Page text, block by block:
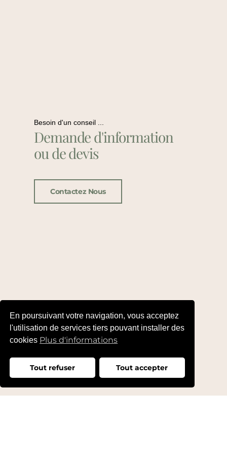
Besoin d'un conseil ...
Demande d'information
ou de devis
Contactez Nous
En poursuivant votre navigation, vous acceptez
l'utilisation de services tiers pouvant installer des
cookies Plus d'informations
Tout refuser Tout accepter